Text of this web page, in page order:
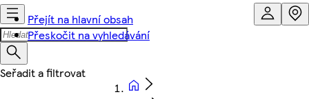
Přejít na hlavní obsah
Přeskočit na vyhledávání